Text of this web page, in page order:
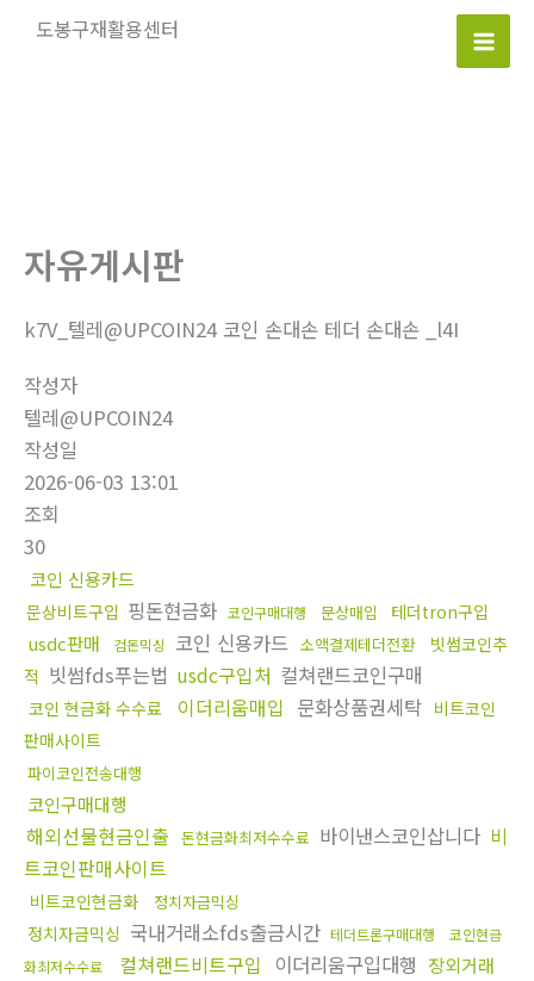
도봉구재활용센터
Main
자유게시판
k7V_텔레@UPCOIN24 코인 손대손 테더 손대손 _l4I
작성자
텔레@UPCOIN24
작성일
2026-06-03 13:01
조회
30
코인 신용카드
문상비트구입 핑돈현금화 코인구매대행 문상매입 테더tron구입
usdc판매 검돈믹싱 코인 신용카드 소액결제테더전환
빗썸코인추
적 빗썸fds푸는법 usdc구입처 컬쳐랜드코인구매
코인 현금화 수수료 이더리움매입 문화상품권세탁 비트코인
판매사이트
파이코인전송대행
코인구매대행
해외선물현금인출 돈현금화최저수수료 바이낸스코인삽니다 비
트코인판매사이트
비트코인현금화 정치자금믹싱
정치자금믹싱 국내거래소fds출금시간 테더트론구매대행
코인현금
화최저수수료
컬쳐랜드비트구입 이더리움구입대행 장외거래